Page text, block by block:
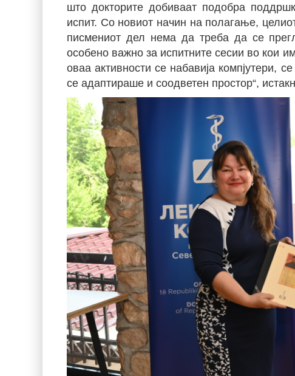
што докторите добиваат подобра
испит. Со новиот начин на полагање,
писмениот дел нема да треба да се
особено важно за испитните сесии во кои
оваа активности се набавија компјутери,
се адаптираше и соодветен простор“,